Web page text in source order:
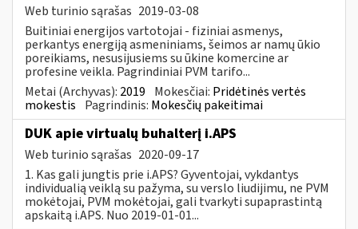
Web turinio sąrašas 2019-03-08
Buitiniai energijos vartotojai - fiziniai asmenys,
perkantys energiją asmeniniams, šeimos ar namų ūkio
poreikiams, nesusijusiems su ūkine komercine ar
profesine veikla. Pagrindiniai PVM tarifo...
Metai (Archyvas): 2019 Mokesčiai: Pridėtinės vertės
mokestis Pagrindinis: Mokesčių pakeitimai
DUK apie virtualų buhalterį i.APS
Web turinio sąrašas 2020-09-17
1. Kas gali jungtis prie i.APS? Gyventojai, vykdantys
individualią veiklą su pažyma, su verslo liudijimu, ne PVM
mokėtojai, PVM mokėtojai, gali tvarkyti supaprastintą
apskaitą i.APS. Nuo 2019-01-01...